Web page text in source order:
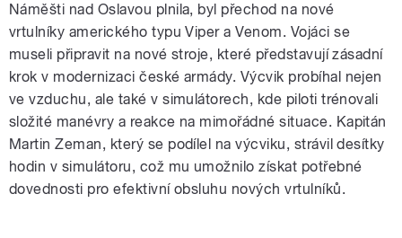
Náměšti nad Oslavou plnila, byl přechod na nové
vrtulníky amerického typu Viper a Venom. Vojáci se
museli připravit na nové stroje, které představují zásadní
krok v modernizaci české armády. Výcvik probíhal nejen
ve vzduchu, ale také v simulátorech, kde piloti trénovali
složité manévry a reakce na mimořádné situace. Kapitán
Martin Zeman, který se podílel na výcviku, strávil desítky
hodin v simulátoru, což mu umožnilo získat potřebné
dovednosti pro efektivní obsluhu nových vrtulníků.